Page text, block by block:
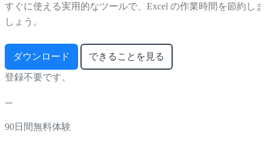
すぐに使える実用的なツールで、Excel の作業時間を節約しま
しょう。
ダウンロード できることを見る
登録不要です。
90日間無料体験